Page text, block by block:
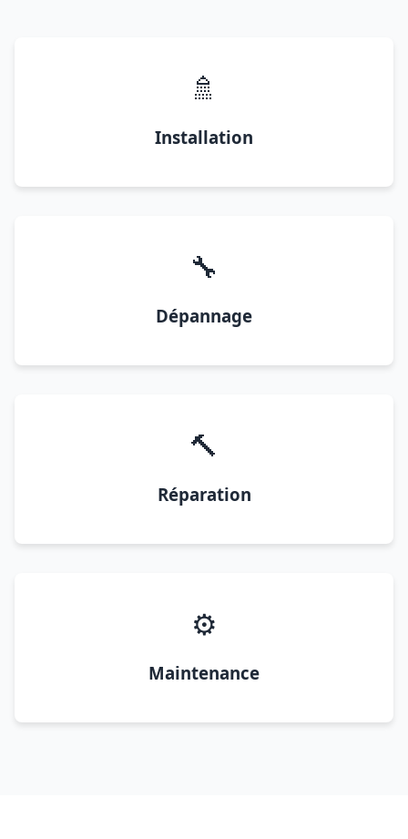
🚿
Installation
🔧
Dépannage
🔨
Réparation
⚙️
Maintenance